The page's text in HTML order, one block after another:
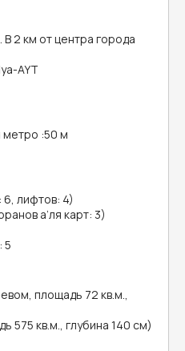
2 км от центра города
AYT
метро :50 м
6, лифтов: 4)
а’ля карт: 3)
5
площадь 72 кв.м.,
575 кв.м., глубина 140 см)